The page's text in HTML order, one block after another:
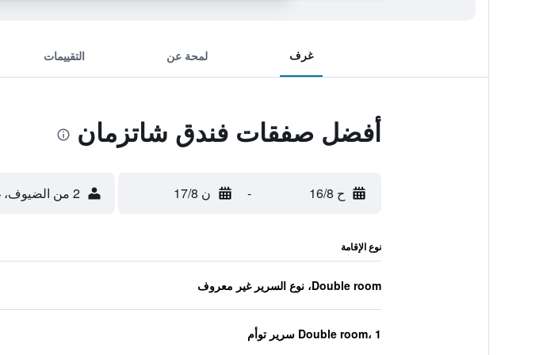
غرف لمحة عن التقييمات
أفضل صفقات فندق شاتزمان
ح 16/8 - ن 17/8 2 من الضيوف، غرفة واحدة
نوع الإقامة
Double room، نوع السرير غير معروف
Double room، 1 سرير توأم